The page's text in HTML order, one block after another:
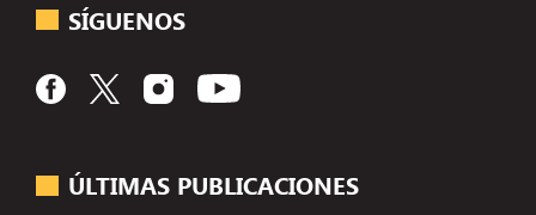
ÚLTIMAS PUBLICACIONES
SÍGUENOS